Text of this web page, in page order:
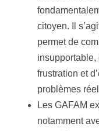
citoyen. Il
permet de
insupportable,
frustration et
problèmes
Les GAFAM
notamment